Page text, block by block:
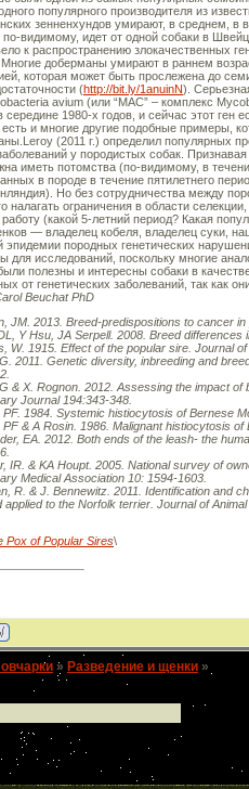
популярного производителя из
зенненхундов умирают, в среднем, в
видимому, идет от одной собаки в
к распространению злокачественных
доберманы умирают в раннем
которая может быть прослежена до
(http://bit.ly/1anuinN).
avium (или “MAC” – комплекс
середине 1980-х годов, и сейчас этот ген
и многие другие подобные примеры,
(2011 г.) определил популярных
у породистых собак.
иметь потомства (по-видимому, в
в породе в течение пятилетнего
Но без сотрудничества между
налагать ограничения в области
(какой 5-летний период? Какая
— владелец кобеля, владелец суки,
эпидемии породных генетических
для исследований, поскольку многие
полезны и интересны собаки в
от генетических заболеваний, так как
Beuchat PhD
JM. 2013. Breed-predispositions to cancer
Y Hsu, JA Serpell. 2008. Breed differences
W. 1915. Effect of the popular sire. Journal of
2011. Genetic diversity, inbreeding and
& X. Rognon. 2012. Assessing the impact
Journal 194:343-348.
PF. 1984. Systemic histiocytosis of Bernese
PF & A Rosin. 1986. Malignant histiocytosis
EA. 2012. Both ends of the leash- the
IR. & KA Houpt. 2005. National survey of
Medical Association 10: 1594-1603.
R. & J. Bennewitz. 2011. Identification and
applied to the Norfolk terrier. Journal of
Pox of Popular Sires\
» Разведение и щенки »